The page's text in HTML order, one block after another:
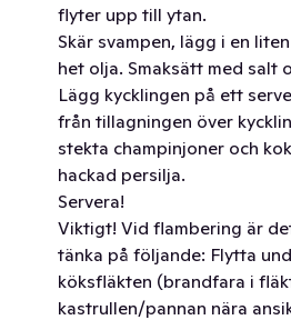
flyter upp till ytan.
Skär svampen, lägg i en
het olja. Smaksätt med salt
Lägg kycklingen på ett
från tillagningen över
stekta champinjoner och
hackad persilja.
Servera!
Viktigt! Vid flambering är
tänka på följande: Flytta
köksfläkten (brandfara i
kastrullen/pannan nära